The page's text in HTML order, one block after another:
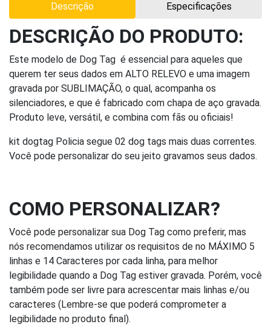
Descrição Especificações
DESCRIÇÃO DO PRODUTO:
Este modelo de Dog Tag é essencial para aqueles que
querem ter seus dados em ALTO RELEVO e uma imagem
gravada por SUBLIMAÇÃO, o qual, acompanha os
silenciadores, e que é fabricado com chapa de aço gravada.
Produto leve, versátil, e combina com fãs ou oficiais!
kit dogtag Policia segue 02 dog tags mais duas correntes.
Você pode personalizar do seu jeito gravamos seus dados.
COMO PERSONALIZAR?
Você pode personalizar sua Dog Tag como preferir, mas
nós recomendamos utilizar os requisitos de no MÁXIMO 5
linhas e 14 Caracteres por cada linha, para melhor
legibilidade quando a Dog Tag estiver gravada. Porém, você
também pode ser livre para acrescentar mais linhas e/ou
caracteres (Lembre-se que poderá comprometer a
legibilidade no produto final).